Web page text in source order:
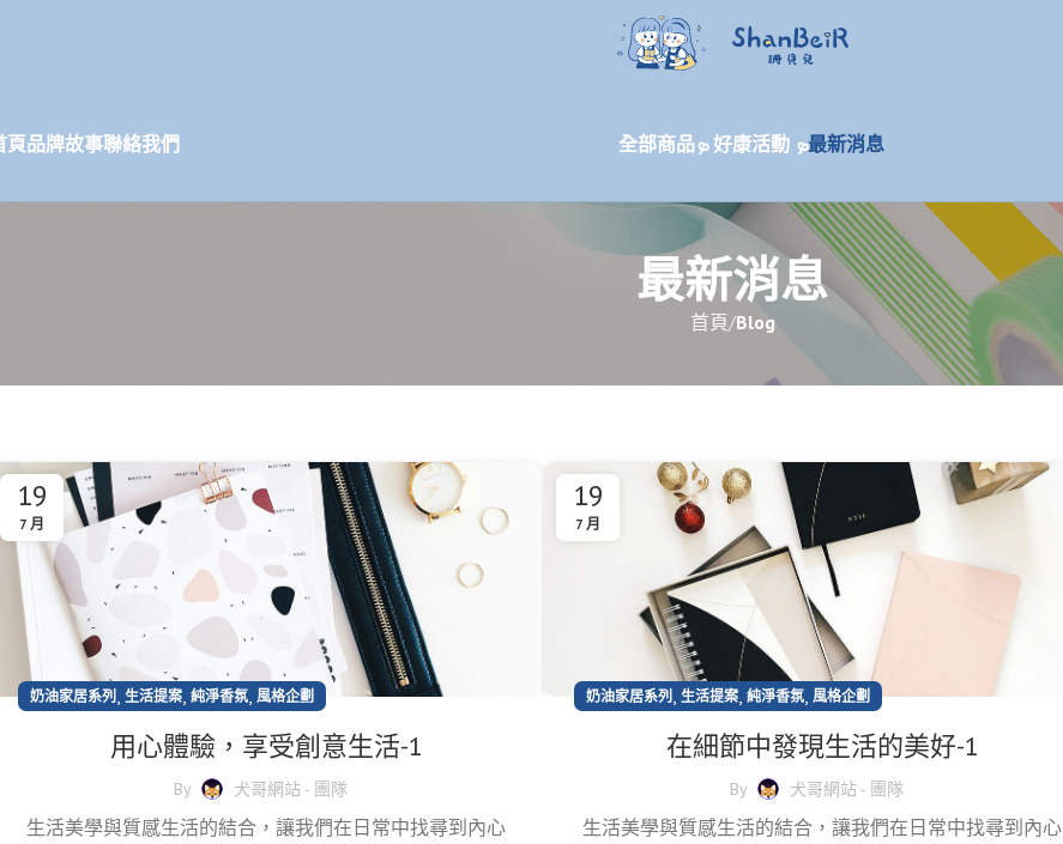
頁品牌故事聯絡我們 全部商品 ܤ 好康活動 ܤ最新消息
最新消息
首頁 Blog
19
7 月
奶油家居系列 , 生活提案, 純淨香氛, 風格企劃
用心體驗，享受創意生活-1
By 犬哥網站 - 團隊
生活美學與質感生活的結合，讓我們在日常中找尋到內心
19
7 月
奶油家居系列 , 生活提案, 純淨香氛, 風格企劃
在細節中發現生活的美好-1
By 犬哥網站 - 團隊
生活美學與質感生活的結合，讓我們在日常中找尋到內心